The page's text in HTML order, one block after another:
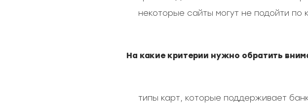
некоторые сайты могут не подойти по
На какие критерии нужно обратить
типы карт, которые поддерживает